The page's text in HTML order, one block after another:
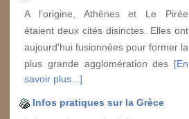
A l'origine, Athènes et Le Pirée
étaient deux cités disinctes. Elles ont
aujourd'hui fusionnées pour former la
plus grande agglomération des [En
savoir plus...]
Infos pratiques sur la Grèce